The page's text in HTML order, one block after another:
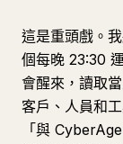
這是重頭戲。
個每晚 23:30
會醒來，讀取
客戶、人員和
「與